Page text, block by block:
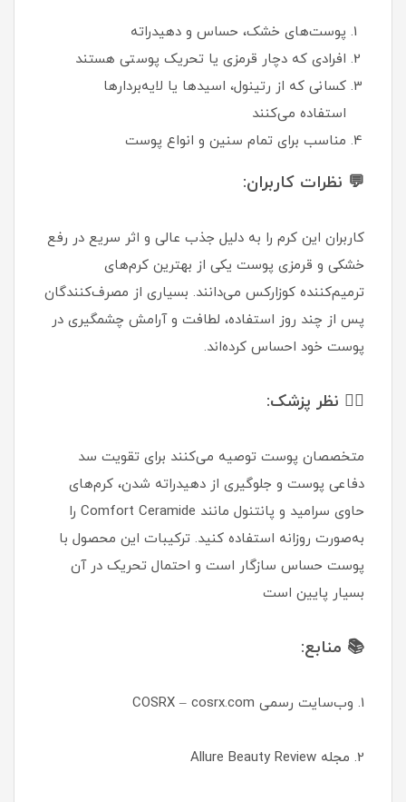
پوست‌های خشک، حساس و دهیدراته
افرادی که دچار قرمزی یا تحریک پوستی هستند
کسانی که از رتینول، اسیدها یا لایه‌بردارها
استفاده می‌کنند
مناسب برای تمام سنین و انواع پوست
💬 نظرات کاربران:
کاربران این کرم را به دلیل جذب عالی و اثر سریع در رفع
خشکی و قرمزی پوست یکی از بهترین کرم‌های
ترمیم‌کننده کوزارکس می‌دانند. بسیاری از مصرف‌کنندگان
پس از چند روز استفاده، لطافت و آرامش چشمگیری در
پوست خود احساس کرده‌اند.
👩‍⚕️ نظر پزشک:
متخصصان پوست توصیه می‌کنند برای تقویت سد
دفاعی پوست و جلوگیری از دهیدراته شدن، کرم‌های
حاوی سرامید و پانتنول مانند Comfort Ceramide را
به‌صورت روزانه استفاده کنید. ترکیبات این محصول با
پوست حساس سازگار است و احتمال تحریک در آن
بسیار پایین است
📚 منابع:
1. وب‌سایت رسمی COSRX – cosrx.com
2. مجله Allure Beauty Review